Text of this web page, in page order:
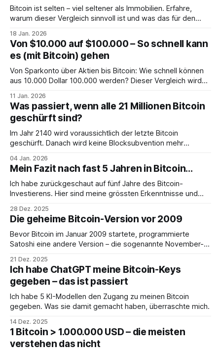
Bitcoin ist selten – viel seltener als Immobilien. Erfahre,
warum dieser Vergleich sinnvoll ist und was das für den
18 Jan. 2026
Von $10.000 auf $100.000 – So schnell kann
es (mit Bitcoin) gehen
Von Sparkonto über Aktien bis Bitcoin: Wie schnell können
aus 10.000 Dollar 100.000 werden? Dieser Vergleich wird
11 Jan. 2026
Was passiert, wenn alle 21 Millionen Bitcoin
geschürft sind?
Im Jahr 2140 wird voraussichtlich der letzte Bitcoin
geschürft. Danach wird keine Blocksubvention mehr
04 Jan. 2026
Mein Fazit nach fast 5 Jahren in Bitcoin...
Ich habe zurückgeschaut auf fünf Jahre des Bitcoin-
Investierens. Hier sind meine grössten Erkenntnisse und
28 Dez. 2025
Die geheime Bitcoin-Version vor 2009
Bevor Bitcoin im Januar 2009 startete, programmierte
Satoshi eine andere Version – die sogenannte November-
Belohnung und ein anderes Limit.
21 Dez. 2025
Ich habe ChatGPT meine Bitcoin-Keys
gegeben – das ist passiert
Ich habe 5 KI-Modellen den Zugang zu meinen Bitcoin
gegeben. Was sie damit gemacht haben, überraschte mich.
14 Dez. 2025
1 Bitcoin > 1.000.000 USD – die meisten
verstehen das nicht